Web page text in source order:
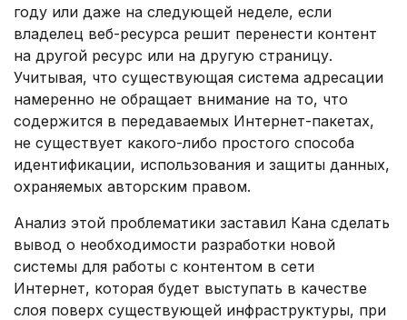
году или даже на следующей неделе, если
владелец веб-ресурса решит перенести контент
на другой ресурс или на другую страницу.
Учитывая, что существующая система адресации
намеренно не обращает внимание на то, что
содержится в передаваемых Интернет-пакетах,
не существует какого-либо простого способа
идентификации, использования и защиты данных,
охраняемых авторским правом.
Анализ этой проблематики заставил Кана сделать
вывод о необходимости разработки новой
системы для работы с контентом в сети
Интернет, которая будет выступать в качестве
слоя поверх существующей инфраструктуры, при